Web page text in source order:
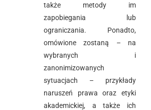
także metody im
zapobiegania lub
ograniczania. Ponadto,
omówione zostaną – na
wybranych i
zanonimizowanych
sytuacjach – przykłady
naruszeń prawa oraz etyki
akademickiej, a także ich